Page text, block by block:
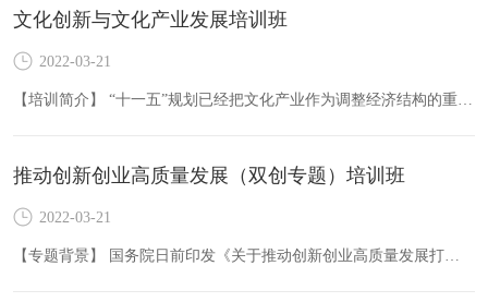
文化创新与文化产业发展培训班
2022-03-21
【培训简介】 “十一五”规划已经把文化产业作为调整经济结构的重要举措，从中央到地方出台了一系列鼓励文化产业发展的政策措施。文化部明确提出在五年内文化产业要实现年均15%的增长。北京、…
推动创新创业高质量发展（双创专题）培训班
2022-03-21
【专题背景】 国务院日前印发《关于推动创新创业高质量发展打造“双创”升级版的意见》。《意见》指出，全面贯彻党的十九大和十九届二中、三中全会精神，按照高质量发展要求，深入实施创新驱…